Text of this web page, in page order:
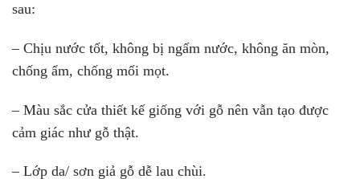
sau:
– Chịu nước tốt, không bị ngấm nước, không ăn mòn,
chống ẩm, chống mối mọt.
– Màu sắc cửa thiết kế giống với gỗ nên vẫn tạo được
cảm giác như gỗ thật.
– Lớp da/ sơn giả gỗ dễ lau chùi.